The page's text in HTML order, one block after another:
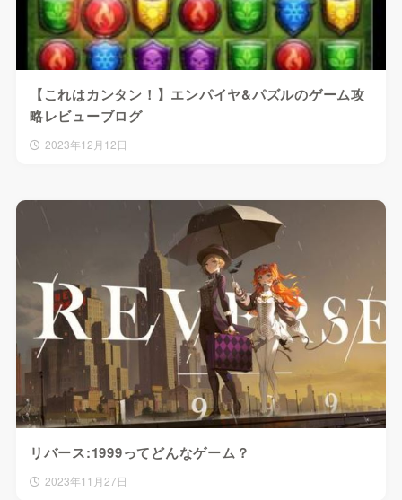
【これはカンタン！】エンパイヤ&パズルのゲーム攻
略レビューブログ
2023年12月12日
リバース:1999ってどんなゲーム？
2023年11月27日